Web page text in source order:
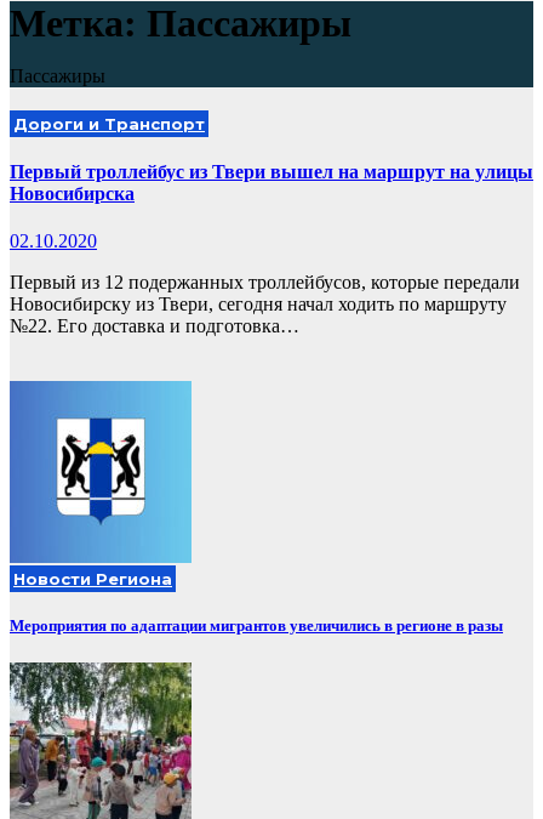
Метка: Пассажиры
Пассажиры
Дороги и Транспорт
Первый троллейбус из Твери вышел на маршрут на улицы
Новосибирска
02.10.2020
Первый из 12 подержанных троллейбусов, которые передали
Новосибирску из Твери, сегодня начал ходить по маршруту
№22. Его доставка и подготовка…
Новости Региона
Мероприятия по адаптации мигрантов увеличились в регионе в разы